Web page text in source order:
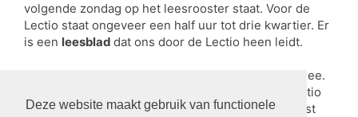
Deze website maakt gebruik van functionele
volgende zondag op het leesrooster staat. Voor de
Lectio staat ongeveer een half uur tot drie kwartier. Er
is een leesblad dat ons door de Lectio heen leidt.
Na afloop drinken we samen een kopje koffie of thee.
Je kunt er uiteraard ook voor kiezen om na de Lectio
je eigen weg te gaan, omdat je plannen hebt of juist